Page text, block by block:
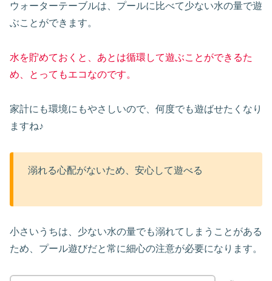
ウォーターテーブルは、プールに比べて少ない水の量で遊
ぶことができます。
水を貯めておくと、あとは循環して遊ぶことができるた
め、とってもエコなのです。
家計にも環境にもやさしいので、何度でも遊ばせたくなり
ますね♪
溺れる心配がないため、安心して遊べる
小さいうちは、少ない水の量でも溺れてしまうことがある
ため、プール遊びだと常に細心の注意が必要になります。